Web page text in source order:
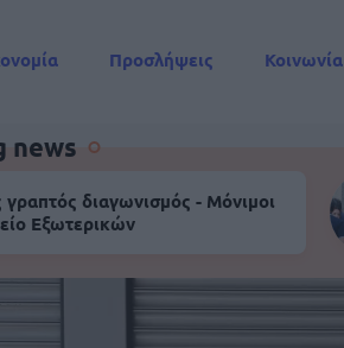
Προσλήψεις Κοινωνία
news
διαγωνισμός - Μόνιμοι
Εξωτερικών